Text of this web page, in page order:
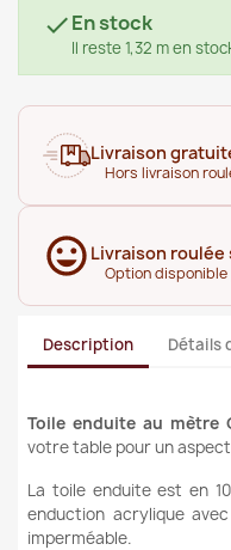
En stock
Il reste 1,32 m en
Livraison
Hors livraison
Livraison roulée
Option
Description Détails
Toile enduite au mètre
votre table pour un
La toile enduite est en
enduction acrylique
imperméable.